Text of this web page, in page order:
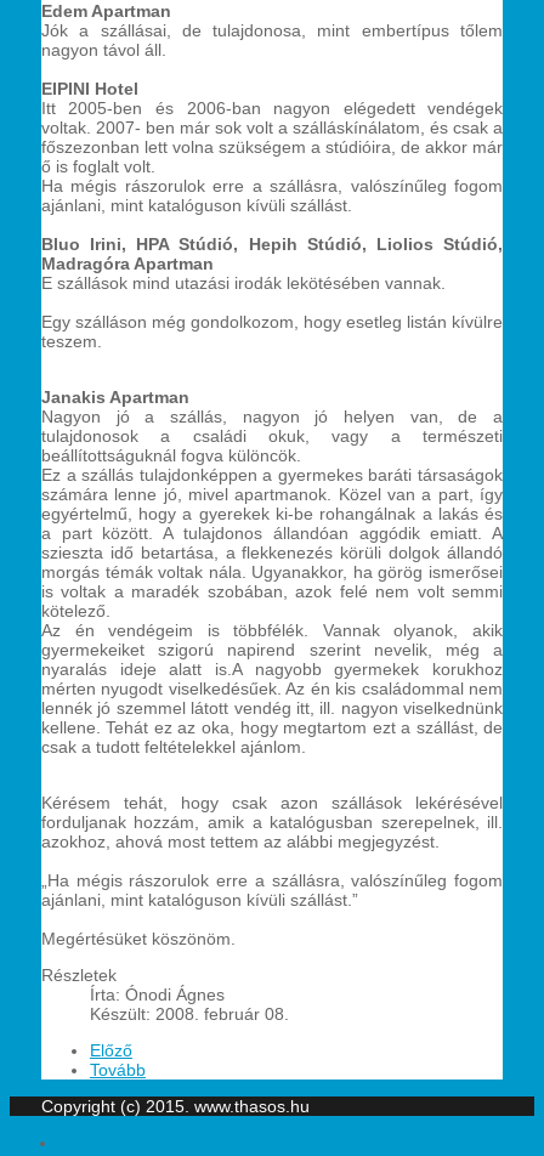
Edem Apartman
Jók a szállásai, de tulajdonosa, mint embertípus tőlem
nagyon távol áll.
EIPINI Hotel
Itt 2005-ben és 2006-ban nagyon elégedett vendégek
voltak. 2007- ben már sok volt a szálláskínálatom, és csak a
főszezonban lett volna szükségem a stúdióira, de akkor már
ő is foglalt volt.
Ha mégis rászorulok erre a szállásra, valószínűleg fogom
ajánlani, mint katalóguson kívüli szállást.
Bluo Irini, HPA Stúdió, Hepih Stúdió, Liolios Stúdió,
Madragóra Apartman
E szállások mind utazási irodák lekötésében vannak.
Egy szálláson még gondolkozom, hogy esetleg listán kívülre
teszem.
Janakis Apartman
Nagyon jó a szállás, nagyon jó helyen van, de a
tulajdonosok a családi okuk, vagy a természeti
beállítottságuknál fogva különcök.
Ez a szállás tulajdonképpen a gyermekes baráti társaságok
számára lenne jó, mivel apartmanok. Közel van a part, így
egyértelmű, hogy a gyerekek ki-be rohangálnak a lakás és
a part között. A tulajdonos állandóan aggódik emiatt. A
szieszta idő betartása, a flekkenezés körüli dolgok állandó
morgás témák voltak nála. Ugyanakkor, ha görög ismerősei
is voltak a maradék szobában, azok felé nem volt semmi
kötelező.
Az én vendégeim is többfélék. Vannak olyanok, akik
gyermekeiket szigorú napirend szerint nevelik, még a
nyaralás ideje alatt is.A nagyobb gyermekek korukhoz
mérten nyugodt viselkedésűek. Az én kis családommal nem
lennék jó szemmel látott vendég itt, ill. nagyon viselkednünk
kellene. Tehát ez az oka, hogy megtartom ezt a szállást, de
csak a tudott feltételekkel ajánlom.
Kérésem tehát, hogy csak azon szállások lekérésével
forduljanak hozzám, amik a katalógusban szerepelnek, ill.
azokhoz, ahová most tettem az alábbi megjegyzést.
„Ha mégis rászorulok erre a szállásra, valószínűleg fogom
ajánlani, mint katalóguson kívüli szállást.”
Megértésüket köszönöm.
Részletek
Írta: Ónodi Ágnes
Készült: 2008. február 08.
Előző
Tovább
Copyright (c) 2015. www.thasos.hu